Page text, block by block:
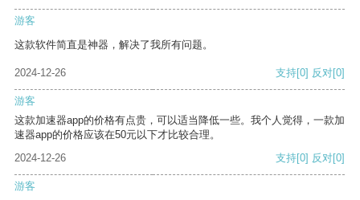
游客
这款软件简直是神器，解决了我所有问题。
2024-12-26 支持[0] 反对[0]
游客
这款加速器app的价格有点贵，可以适当降低一些。我个人觉得，一款加
速器app的价格应该在50元以下才比较合理。
2024-12-26
支持[0] 反对[0]
游客